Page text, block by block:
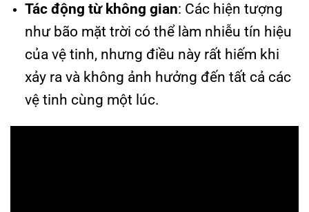
Tác động từ không gian: Các hiện tượng
như bão mặt trời có thể làm nhiễu tín hiệu
của vệ tinh, nhưng điều này rất hiếm khi
xảy ra và không ảnh hưởng đến tất cả các
vệ tinh cùng một lúc.